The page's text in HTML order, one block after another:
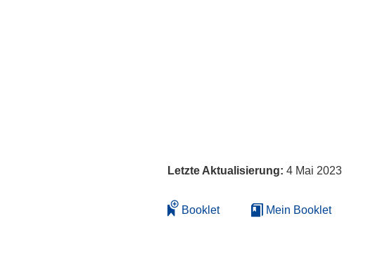
Letzte Aktualisierung: 4 Mai 2023
Booklet Mein Booklet